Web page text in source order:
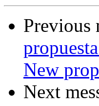
Previous
New
Next